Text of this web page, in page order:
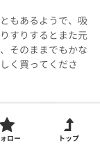
もあるようで、吸
すりするとまた元
そのままでもかな
く買ってくださ
これは間違いない
ロー トップ